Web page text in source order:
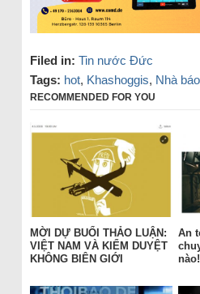
Filed in: Tin nước Đức
Tags: hot, Khashoggis, Nhà
RECOMMENDED FOR YOU
MỜI DỰ BUỔI THẢO LUẬN:
VIỆT NAM VÀ KIỂM DUYỆT
KHÔNG BIÊN GIỚI
An
nào!